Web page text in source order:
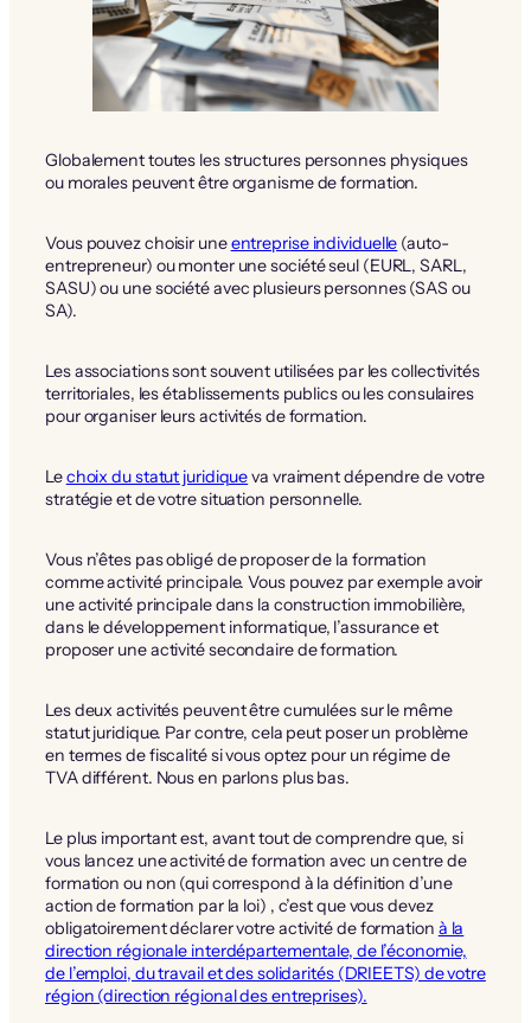
Globalement toutes les structures personnes physiques
ou morales peuvent être organisme de formation.
Vous pouvez choisir uneentreprise individuelle (auto-
entrepreneur) ou monter une société seul (EURL, SARL,
SASU) ou une société avec plusieurs personnes (SAS ou
SA).
Les associations sont souvent utilisées par les collectivités
territoriales, les établissements publics ou les consulaires
pour organiser leurs activités de formation.
Lechoix du statut juridiqueva vraiment dépendre de votre
stratégie et de votre situation personnelle.
Vous n’êtes pas obligé de proposer de la formation
comme activité principale. Vous pouvez par exemple avoir
une activité principale dans la construction immobilière,
dans le développement informatique, l’assurance et
proposer une activité secondaire de formation.
Les deux activités peuvent être cumulées sur le même
statut juridique. Par contre, cela peut poser un problème
en termes de fiscalité si vous optez pour un régime de
TVA différent. Nous en parlons plus bas.
Le plus important est, avant tout de comprendre que, si
vous lancez une activité de formation avec un centre de
formation ou non (qui correspond à la définition d’une
action de formation par la loi) , c’est que vous devez
obligatoirement déclarer votre activité de formation à la
direction régionale interdépartementale, de l’économie,
de l’emploi, du travail et des solidarités (DRIEETS) de votre
région (direction régional des entreprises).